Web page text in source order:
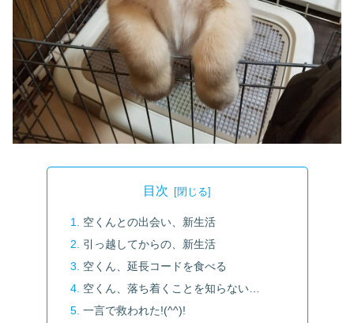
目次
空くんとの出会い、新生活
引っ越してからの、新生活
空くん、延長コードを食べる
空くん、落ち着くことを知らない…
一言で救われた!(^^)!